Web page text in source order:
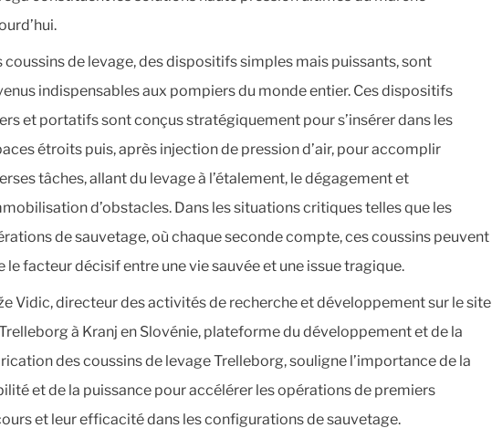
coussins de levage, des dispositifs simples mais puissants, sont
indispensables aux pompiers du monde entier. Ces dispositifs
et portatifs sont conçus stratégiquement pour s’insérer dans les
étroits puis, après injection de pression d’air, pour accomplir
tâches, allant du levage à l’étalement, le dégagement et
d’obstacles. Dans les situations critiques telles que les
de sauvetage, où chaque seconde compte, ces coussins peuvent
le facteur décisif entre une vie sauvée et une issue tragique.
Vidic, directeur des activités de recherche et développement sur le site
à Kranj en Slovénie, plateforme du développement et de la
des coussins de levage Trelleborg, souligne l’importance de la
et de la puissance pour accélérer les opérations de premiers
et leur efficacité dans les configurations de sauvetage.